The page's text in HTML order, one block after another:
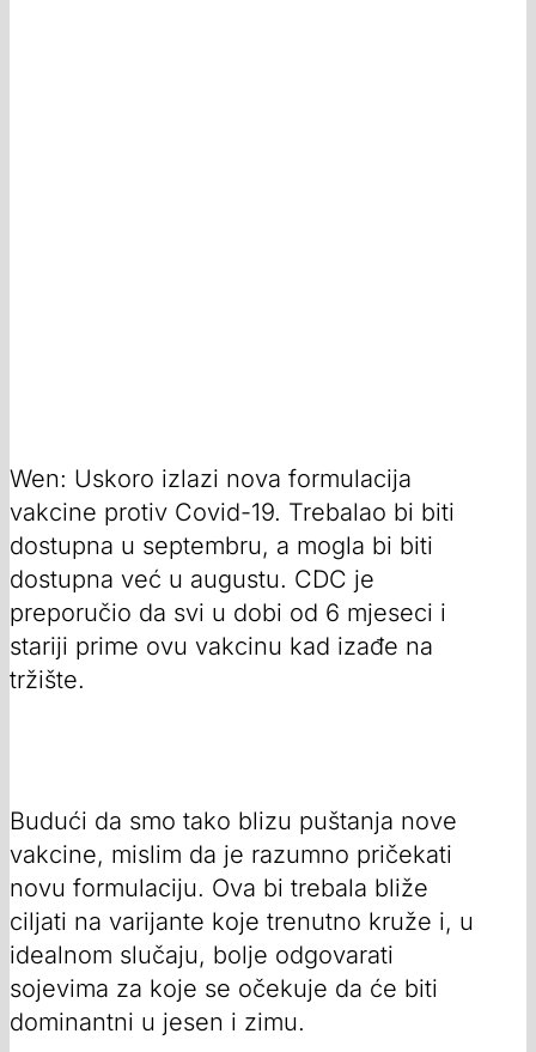
Wen: Uskoro izlazi nova formulacija
vakcine protiv Covid-19. Trebalao bi biti
dostupna u septembru, a mogla bi biti
dostupna već u augustu. CDC je
preporučio da svi u dobi od 6 mjeseci i
stariji prime ovu vakcinu kad izađe na
tržište.
Budući da smo tako blizu puštanja nove
vakcine, mislim da je razumno pričekati
novu formulaciju. Ova bi trebala bliže
ciljati na varijante koje trenutno kruže i, u
idealnom slučaju, bolje odgovarati
sojevima za koje se očekuje da će biti
dominantni u jesen i zimu.